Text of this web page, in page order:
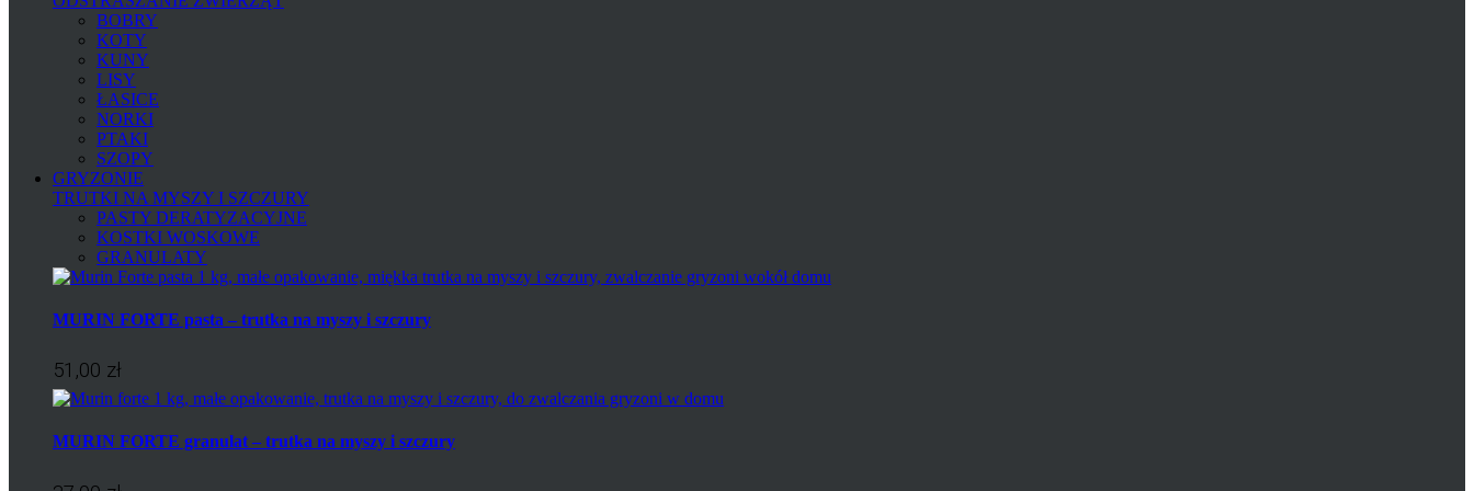
BOBRY
KOTY
KUNY
LISY
ŁASICE
NORKI
PTAKI
SZOPY
GRYZONIE
TRUTKI NA MYSZY I SZCZURY
PASTY DERATYZACYJNE
KOSTKI WOSKOWE
GRANULATY
MURIN FORTE pasta – trutka na myszy i szczury
51,00 zł
MURIN FORTE granulat – trutka na myszy i szczury